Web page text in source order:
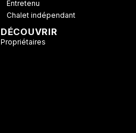
Entretenu
Chalet indépendant
DÉCOUVRIR
Propriétaires